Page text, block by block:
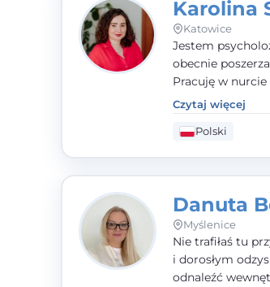
Karolina
Katowice
Jestem
obecnie
Pracuję w
potwierdzonej
dorosłym i
Czytaj więcej
Polski
Danuta
Myślenice
Nie trafiłaś tu
i dorosłym
odnaleźć